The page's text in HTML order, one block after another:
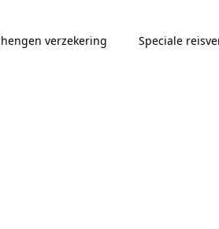
verzekering Speciale